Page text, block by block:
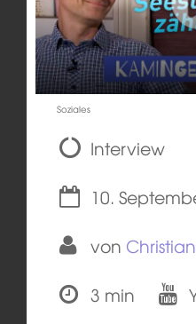
Soziales
Interview
10.
von
3 min